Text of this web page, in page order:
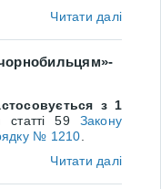
Читати далі
з 1
59 Закону
№ 1210
Читати далі